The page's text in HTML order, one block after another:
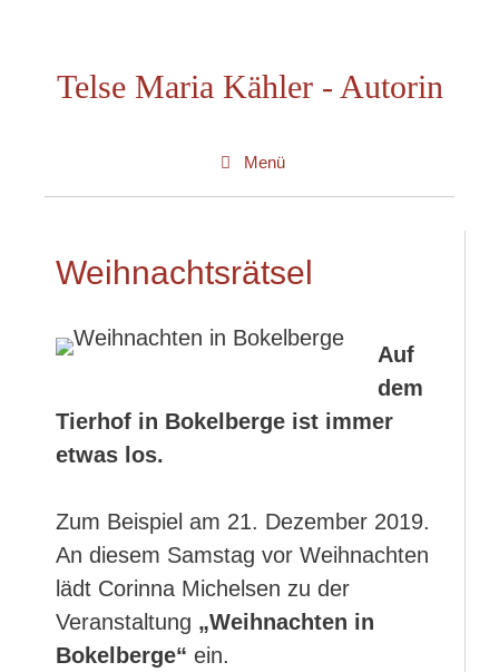
springenTelse Maria Kähler - Autorin
Menü
Weihnachtsrätsel
Auf
dem
Tierhof in Bokelberge ist immer
etwas los.
Zum Beispiel am 21. Dezember 2019.
An diesem Samstag vor Weihnachten
lädt Corinna Michelsen zu der
Veranstaltung „Weihnachten in
Bokelberge“ ein.